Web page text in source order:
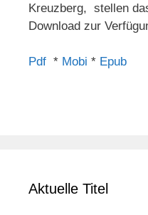
Kreuzberg, stellen
Download zur
Pdf * Mobi * Epub
Aktuelle Titel